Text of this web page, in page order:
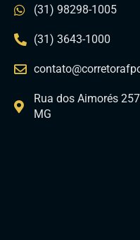
(31) 98298-1005
(31) 3643-1000
Rua dos Aimorés
MG